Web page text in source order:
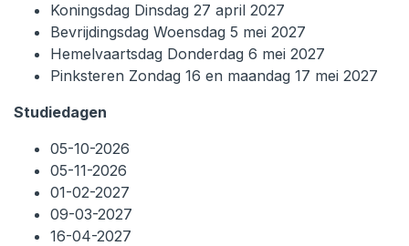
Koningsdag Dinsdag 27 april 2027
Bevrijdingsdag Woensdag 5 mei 2027
Hemelvaartsdag Donderdag 6 mei 2027
Pinksteren Zondag 16 en maandag 17 mei 2027
Studiedagen
05-10-2026
05-11-2026
01-02-2027
09-03-2027
16-04-2027